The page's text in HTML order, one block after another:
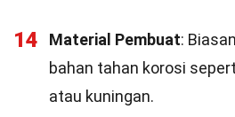
14 Material Pembuat:
bahan tahan korosi
atau kuningan.